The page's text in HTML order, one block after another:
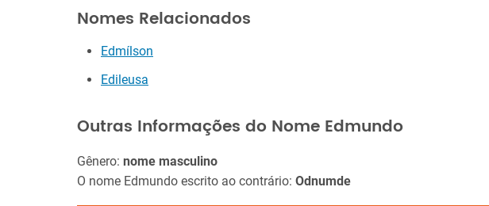
Nomes Relacionados
Edmílson
Edileusa
Outras Informações do Nome Edmundo
Gênero: nome masculino
O nome Edmundo escrito ao contrário: Odnumde